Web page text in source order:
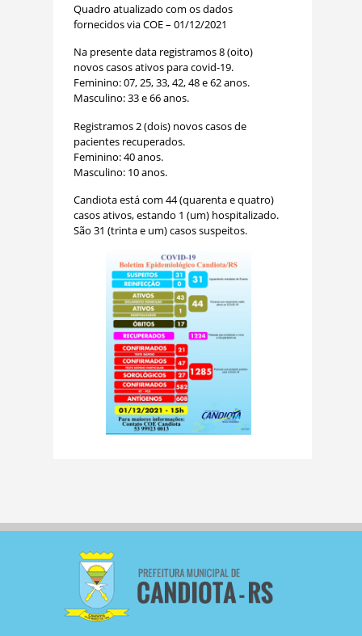
Quadro atualizado com os dados
fornecidos via COE – 01/12/2021
Na presente data registramos 8 (oito)
novos casos ativos para covid-19.
Feminino: 07, 25, 33, 42, 48 e 62 anos.
Masculino: 33 e 66 anos.
Registramos 2 (dois) novos casos de
pacientes recuperados.
Feminino: 40 anos.
Masculino: 10 anos.
Candiota está com 44 (quarenta e quatro)
casos ativos, estando 1 (um) hospitalizado.
São 31 (trinta e um) casos suspeitos.